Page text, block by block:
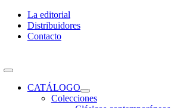
Skip
content
La editorial
Distribuidores
Contacto
Toggle
NavigationCATÁLOGO
Colecciones